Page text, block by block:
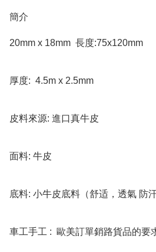
簡介
20mm x 18mm  長度:75x120mm
厚度:  4.5m x 2.5mm
皮料來源: 進口真牛皮
面料: 牛皮
底料: 小牛皮底料（舒适，透氣 防
車工手工 :  歐美訂單銷路貨品的要